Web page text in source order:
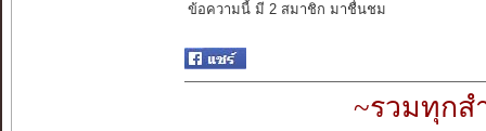
ข้อความนี้ มี 2 สมาชิก มาชื่นชม
~รวมทุกส